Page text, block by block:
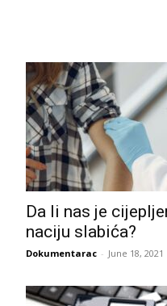
Da li nas je
naciju slabića?
Dokumentarac - June 18, 2021